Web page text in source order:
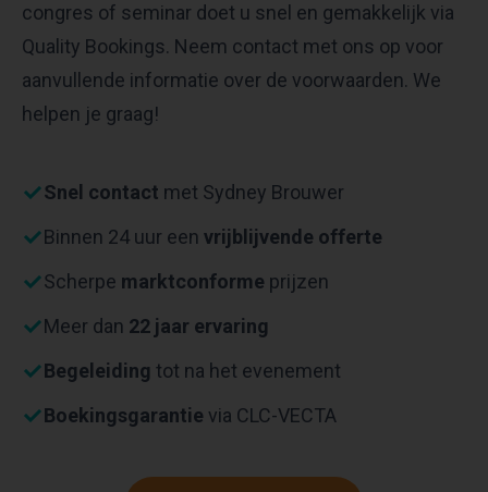
congres of seminar doet u snel en gemakkelijk via
Quality Bookings. Neem contact met ons op voor
aanvullende informatie over de voorwaarden. We
helpen je graag!
Snel contact met Sydney Brouwer
Binnen 24 uur een vrijblijvende offerte
Scherpe marktconforme prijzen
Meer dan 22 jaar ervaring
Begeleiding tot na het evenement
Boekingsgarantie via CLC-VECTA